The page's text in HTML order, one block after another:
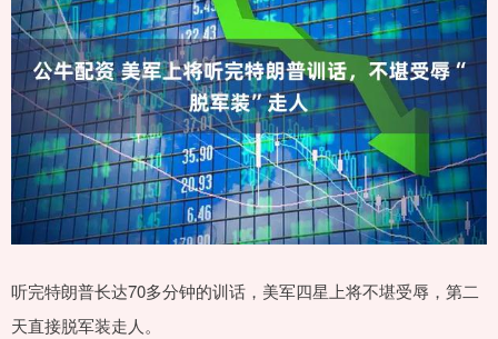
听完特朗普长达70多分钟的训话，美军四星上将不堪受辱，第二
天直接脱军装走人。